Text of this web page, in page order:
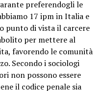
preferendogli le
17 ipm in Italia e
punto di vista il carcere
per mettere al
favorendo le comunità
Secondo i sociologi
non possono essere
il codice penale sia